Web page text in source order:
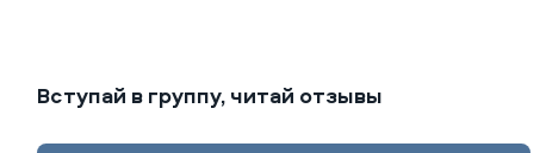
Вступай в группу, читай отзывы